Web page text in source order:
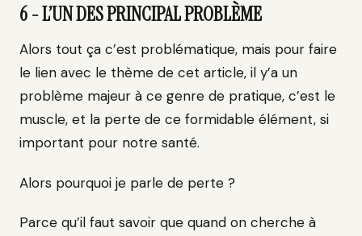
6 - L’UN DES PRINCIPAL PROBLÈME
Alors tout ça c’est problématique, mais pour faire
le lien avec le thème de cet article, il y’a un
problème majeur à ce genre de pratique, c’est le
muscle, et la perte de ce formidable élément, si
important pour notre santé.
Alors pourquoi je parle de perte ?
Parce qu’il faut savoir que quand on cherche à